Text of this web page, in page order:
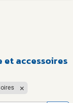
et accessoires